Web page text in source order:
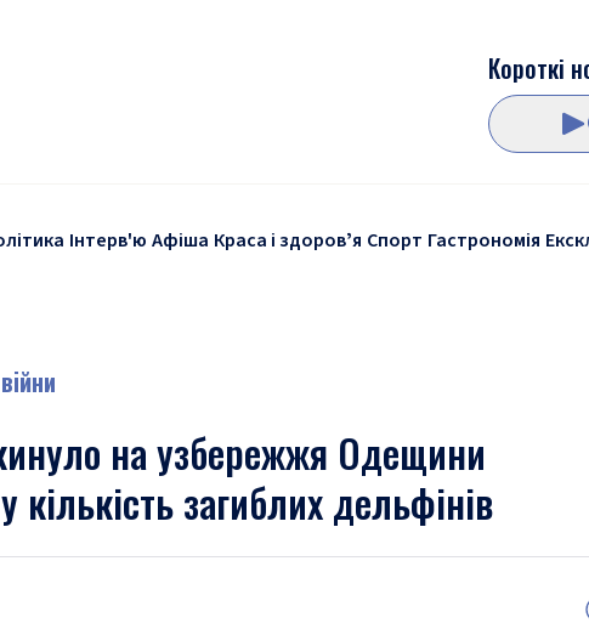
Короткі
Інтерв'ю Афіша Краса і здоровʼя Спорт Гастрономія
на узбережжя Одещини
кількість загиблих дельфінів